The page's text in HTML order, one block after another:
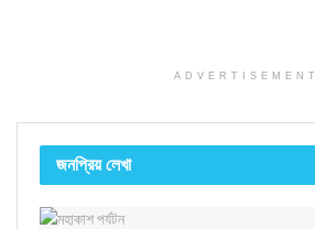
ADVERTISEMENT
জনপ্রিয় লেখা